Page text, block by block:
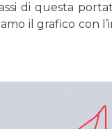
di questa
il grafico con